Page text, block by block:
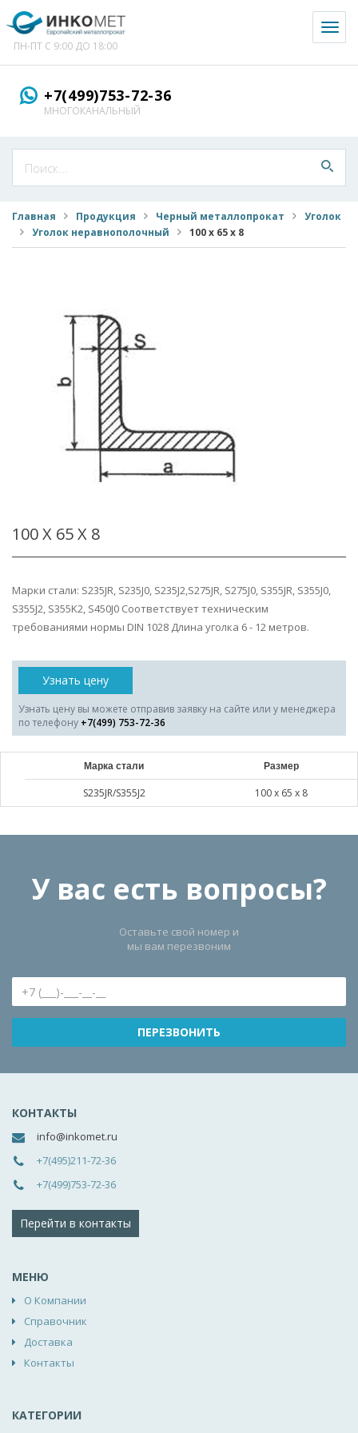
ПН-ПТ С 9:00 ДО 18:00
+7(499)753-72-36
МНОГОКАНАЛЬНЫЙ
Главная Продукция Черный металлопрокат
Уголок
Уголок неравнополочный
100 х 65 х 8
100 Х 65 Х 8
Марки стали: S235JR, S235J0, S235J2,S275JR, S275J0, S355JR, S355J0,
S355J2, S355K2, S450J0 Соответствует техническим
требованиями нормы DIN 1028 Длина уголка 6 - 12 метров.
Узнать цену
Узнать цену вы можете отправив заявку на сайте или у менеджера
по телефону +7(499) 753-72-36
Марка стали Размер
S235JR/S355J2 100 х 65 х 8
У вас есть вопросы?
Оставьте свой номер и
мы вам перезвоним
КОНТАКТЫ
info@inkomet.ru
+7(495)211-72-36
+7(499)753-72-36
Перейти в контакты
МЕНЮ
О Компании
Справочник
Доставка
Контакты
КАТЕГОРИИ